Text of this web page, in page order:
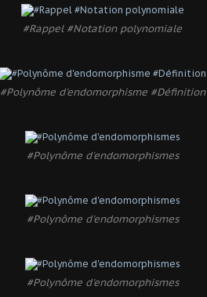
#Rappel #Notation polynomiale
#Polynôme d'endomorphisme #Définition
#Polynôme d'endomorphismes
#Polynôme d'endomorphismes
#Polynôme d'endomorphismes